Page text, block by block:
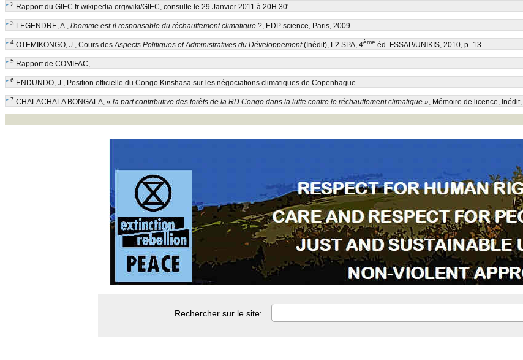
* 2 Rapport du GIEC.fr wikipedia.org/wiki/GIEC, consulte le 29 Janvier 2011 à 20H 30'
* 3 LEGENDRE, A., l'homme est-il responsable du réchauffement climatique ?, EDP science, Paris, 2009
* 4 OTEMIKONGO, J., Cours desAspects Politiques et Administratives du Développement(Inédit), L2 SPA, 4ème éd. FSSAP/UNIKIS, 2010, p- 13.
* 5 Rapport de COMIFAC,
* 6 ENDUNDO, J., Position officielle du Congo Kinshasa sur les négociations climatiques de Copenhague.
* 7 CHALACHALA BONGALA, « la part contributive des forêts de la RD Congo dans la lutte contre le réchauffement climatique », Mémoire de licence,
Rechercher sur le site: